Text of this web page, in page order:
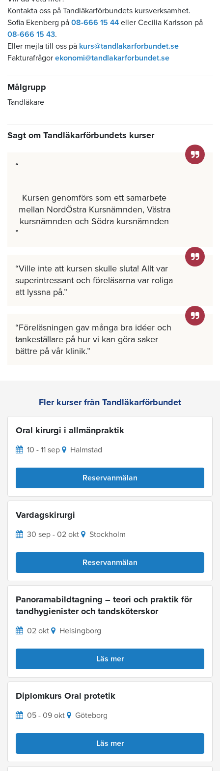
Kontakta oss på Tandläkarförbundets kursverksamhet.
Sofia Ekenberg på 08-666 15 44 eller Cecilia Karlsson på
08-666 15 43.
Eller mejla till oss på kurs@tandlakarforbundet.se
Fakturafrågor ekonomi@tandlakarforbundet.se
Målgrupp
Tandläkare
Sagt om Tandläkarförbundets kurser
Kursen genomförs som ett samarbete
mellan NordÖstra Kursnämnden, Västra
kursnämnden och Södra kursnämnden
Ville inte att kursen skulle sluta! Allt var
superintressant och föreläsarna var roliga
att lyssna på.
Föreläsningen gav många bra idéer och
tankeställare på hur vi kan göra saker
bättre på vår klinik.
Fler kurser från Tandläkarförbundet
Oral kirurgi i allmänpraktik
10 - 11 sep Halmstad
Reservanmälan
Vardagskirurgi
30 sep - 02 okt Stockholm
Reservanmälan
Panoramabildtagning – teori och praktik för
tandhygienister och tandsköterskor
02 okt Helsingborg
Läs mer
Diplomkurs Oral protetik
05 - 09 okt Göteborg
Läs mer